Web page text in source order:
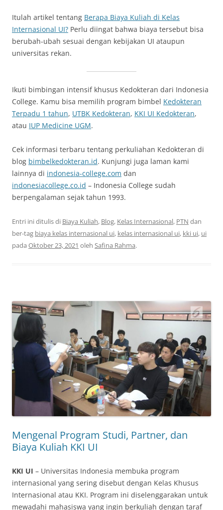
Itulah artikel tentang Berapa Biaya Kuliah di Kelas
Internasional UI? Perlu diingat bahwa biaya tersebut bisa
berubah-ubah sesuai dengan kebijakan UI ataupun
universitas rekan.
Ikuti bimbingan intensif khusus Kedokteran dari Indonesia
College. Kamu bisa memilih program bimbel Kedokteran
Terpadu 1 tahun, UTBK Kedokteran, KKI UI Kedokteran,
atau IUP Medicine UGM.
Cek informasi terbaru tentang perkuliahan Kedokteran di
blog bimbelkedokteran.id. Kunjungi juga laman kami
lainnya di indonesia-college.com dan
indonesiacollege.co.id – Indonesia College sudah
berpengalaman sejak tahun 1993.
Entri ini ditulis di Biaya Kuliah, Blog, Kelas Internasional, PTN dan
ber-tag biaya kelas internasional ui, kelas internasional ui, kki ui, ui
pada Oktober 23, 2021 oleh Safina Rahma.
Mengenal Program Studi, Partner, dan
Biaya Kuliah KKI UI
KKI UI – Universitas Indonesia membuka program
internasional yang sering disebut dengan Kelas Khusus
Internasional atau KKI. Program ini diselenggarakan untuk
mewadahi mahasiswa yang ingin berkuliah dengan taraf